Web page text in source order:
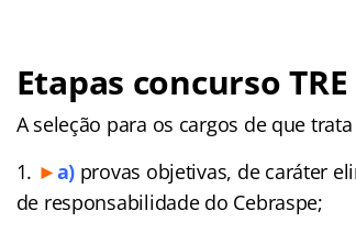
Etapas concurso
A seleção para os cargos de que
►a) provas objetivas, de caráter
de responsabilidade do Cebraspe;